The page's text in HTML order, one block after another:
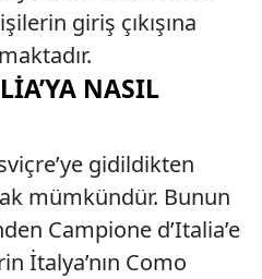
giriş çıkışına
NASIL
gidildikten
mümkündür. Bunun
Campione d’Italia’e
İtalya’nın Como